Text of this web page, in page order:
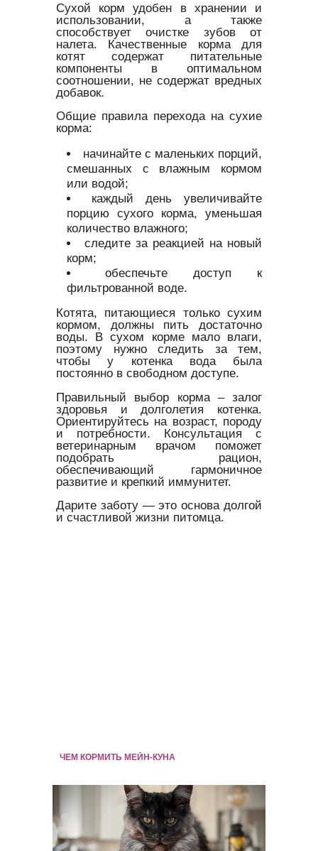
Сухой корм удобен в хранении и
использовании, а также
способствует очистке зубов от
налета. Качественные корма для
котят содержат питательные
компоненты в оптимальном
соотношении, не содержат вредных
добавок.
Общие правила перехода на сухие
корма:
начинайте с маленьких порций,
смешанных с влажным кормом
или водой;
каждый день увеличивайте
порцию сухого корма, уменьшая
количество влажного;
следите за реакцией на новый
корм;
обеспечьте доступ к
фильтрованной воде.
Котята, питающиеся только сухим
кормом, должны пить достаточно
воды. В сухом корме мало влаги,
поэтому нужно следить за тем,
чтобы у котенка вода была
постоянно в свободном доступе.
Правильный выбор корма – залог
здоровья и долголетия котенка.
Ориентируйтесь на возраст, породу
и потребности. Консультация с
ветеринарным врачом поможет
подобрать рацион,
обеспечивающий гармоничное
развитие и крепкий иммунитет.
Дарите заботу — это основа долгой
и счастливой жизни питомца.
ЧЕМ КОРМИТЬ МЕЙН-КУНА